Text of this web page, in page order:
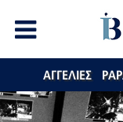
ΑΓΓΕΛΙΕΣ